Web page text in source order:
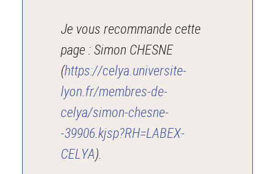
Je vous recommande cette
page : Simon CHESNE
(https://celya.universite-
lyon.fr/membres-de-
celya/simon-chesne-
-39906.kjsp?RH=LABEX-
CELYA).